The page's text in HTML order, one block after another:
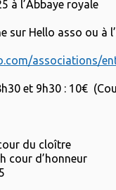
à l’Abbaye royale
sur Hello asso ou à
associations/
et 9h30 : 10€
du cloître
cour d’honneur